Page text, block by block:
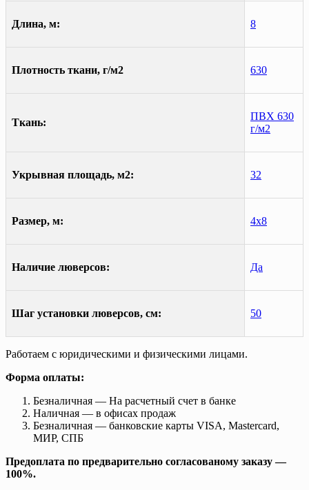
Длина, м: 8
Плотность ткани, г/м2 630
Ткань:
ПВХ 630
г/м2
Укрывная площадь, м2: 32
Размер, м: 4х8
Наличие люверсов: Да
Шаг установки люверсов, см: 50
Работаем с юридическими и физическими лицами.
Форма оплаты:
Безналичная — На расчетный счет в банке
Наличная — в офисах продаж
Безналичная — банковские карты VISA, Mastercard,
МИР, СПБ
Предоплата по предварительно согласованому заказу —
100%.